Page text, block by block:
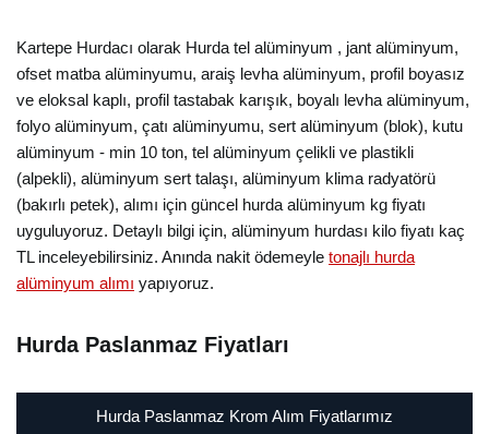
Kartepe Hurdacı olarak Hurda tel alüminyum , jant alüminyum,
ofset matba alüminyumu, araiş levha alüminyum, profil boyasız
ve eloksal kaplı, profil tastabak karışık, boyalı levha alüminyum,
folyo alüminyum, çatı alüminyumu, sert alüminyum (blok), kutu
alüminyum - min 10 ton, tel alüminyum çelikli ve plastikli
(alpekli), alüminyum sert talaşı, alüminyum klima radyatörü
(bakırlı petek), alımı için güncel hurda alüminyum kg fiyatı
uyguluyoruz. Detaylı bilgi için, alüminyum hurdası kilo fiyatı kaç
TL inceleyebilirsiniz. Anında nakit ödemeyle tonajlı hurda
alüminyum alımı yapıyoruz.
Hurda Paslanmaz Fiyatları
Hurda Paslanmaz Krom Alım Fiyatlarımız